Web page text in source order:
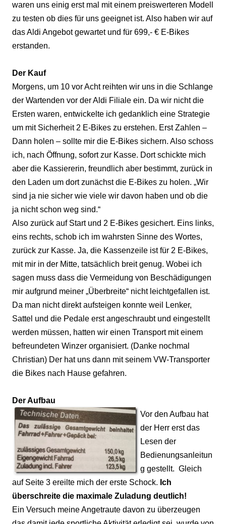
waren uns einig erst mal mit einem preiswerteren Modell
zu testen ob dies für uns geeignet ist. Also haben wir auf
das Aldi Angebot gewartet und für 699,- € E-Bikes
erstanden.
Der Kauf
Morgens, um 10 vor Acht reihten wir uns in die Schlange
der Wartenden vor der Aldi Filiale ein. Da wir nicht die
Ersten waren, entwickelte ich gedanklich eine Strategie
um mit Sicherheit 2 E-Bikes zu erstehen. Erst Zahlen –
Dann holen – sollte mir die E-Bikes sichern. Also schoss
ich, nach Öffnung, sofort zur Kasse. Dort schickte mich
aber die Kassiererin, freundlich aber bestimmt, zurück in
den Laden um dort zunächst die E-Bikes zu holen. „Wir
sind ja nie sicher wie viele wir davon haben und ob die
ja nicht schon weg sind.“
Also zurück auf Start und 2 E-Bikes gesichert. Eins links,
eins rechts, schob ich im wahrsten Sinne des Wortes,
zurück zur Kasse. Ja, die Kassenzeile ist für 2 E-Bikes,
mit mir in der Mitte, tatsächlich breit genug. Wobei ich
sagen muss dass die Vermeidung von Beschädigungen
mir aufgrund meiner „Überbreite“ nicht leichtgefallen ist.
Da man nicht direkt aufsteigen konnte weil Lenker,
Sattel und die Pedale erst angeschraubt und eingestellt
werden müssen, hatten wir einen Transport mit einem
befreundeten Winzer organisiert. (Danke nochmal
Christian) Der hat uns dann mit seinem VW-Transporter
die Bikes nach Hause gefahren.
Der Aufbau
Vor den Aufbau hat
der Herr erst das
Lesen der
Bedienungsanleitun
g gestellt. Gleich
auf Seite 3 ereilte mich der erste Schock. Ich
überschreite die maximale Zuladung deutlich!
Ein Versuch meine Angetraute davon zu überzeugen